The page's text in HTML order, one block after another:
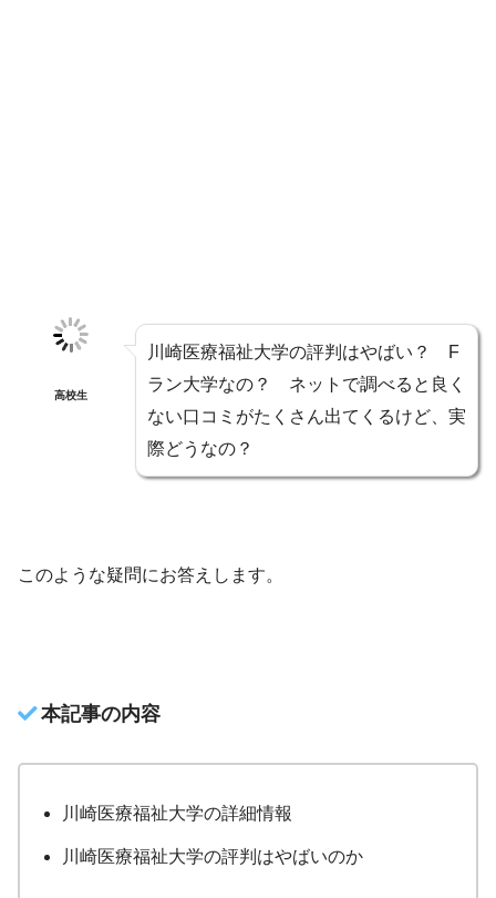
高校生
川崎医療福祉大学の評判はやばい？ F
ラン大学なの？ ネットで調べると良く
ない口コミがたくさん出てくるけど、実
際どうなの？
このような疑問にお答えします。
本記事の内容
川崎医療福祉大学の詳細情報
川崎医療福祉大学の評判はやばいのか